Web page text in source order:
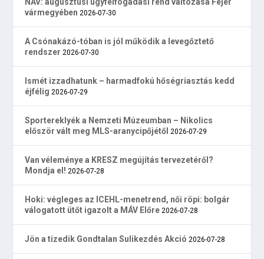
vármegyében 2026-07-30
A Csónakázó-tóban is jól működik a levegőztető
rendszer 2026-07-30
Ismét izzadhatunk – harmadfokú hőségriasztás kedd
éjfélig 2026-07-29
Sportereklyék a Nemzeti Múzeumban – Nikolics
először vált meg MLS-aranycipőjétől 2026-07-29
Van véleménye a KRESZ megújítás tervezetéről?
Mondja el! 2026-07-28
Hoki: végleges az ICEHL-menetrend, női röpi: bolgár
válogatott ütőt igazolt a MÁV Előre 2026-07-28
Jön a tizedik Gondtalan Sulikezdés Akció 2026-07-28